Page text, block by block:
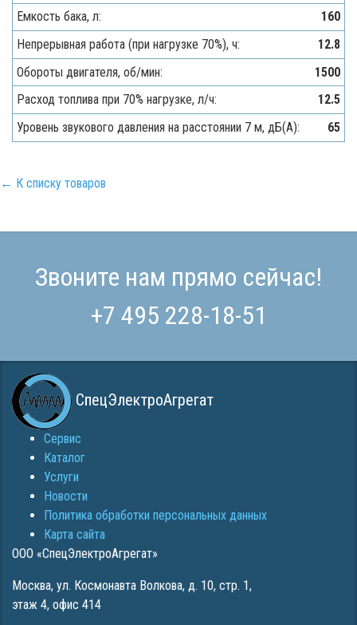
Емкость бака, л:
160
Непрерывная работа (при нагрузке 70%), ч:
12.8
Обороты двигателя, об/мин:
1500
Расход топлива при 70% нагрузке, л/ч:
12.5
Уровень звукового давления на расстоянии 7 м, дБ(A):
65
← К списку товаров
Звоните нам прямо сейчас!
+7 495 228-18-51
СпецЭлектроАгрегат
Сервис
Каталог
Услуги
Новости
Политика обработки персональных данных
Карта сайта
ООО «СпецЭлектроАгрегат»
Москва, ул. Космонавта Волкова, д. 10, стр. 1,
этаж 4, офис 414